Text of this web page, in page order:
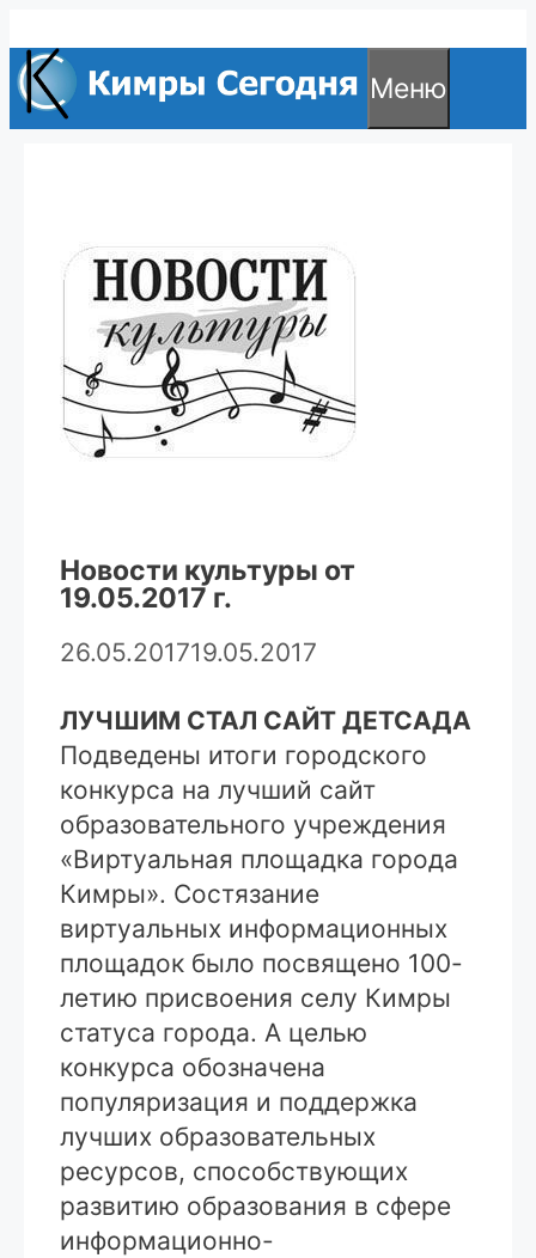
к
содержимому
Меню
Новости культуры от
19.05.2017 г.
26.05.201719.05.2017
ЛУЧШИМ СТАЛ САЙТ ДЕТСАДА
Подведены итоги городского
конкурса на лучший сайт
образовательного учреждения
«Виртуальная площадка города
Кимры». Состязание
виртуальных информационных
площадок было посвящено 100-
летию присвоения селу Кимры
статуса города. А целью
конкурса обозначена
популяризация и поддержка
лучших образовательных
ресурсов, способствующих
развитию образования в сфере
информационно-